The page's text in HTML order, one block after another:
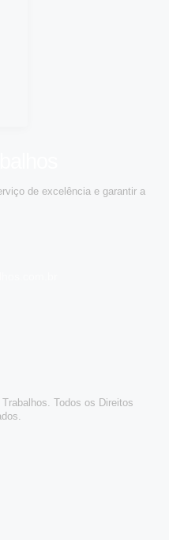
de excelência e garantir a
Todos os Direitos